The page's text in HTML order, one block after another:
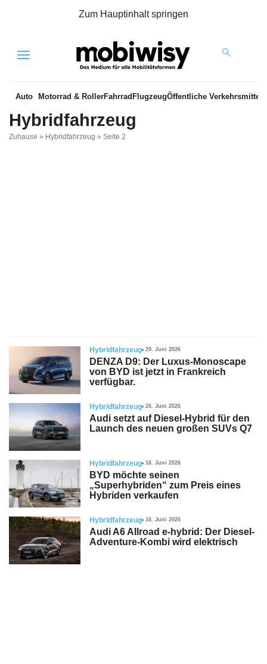
Zum Hauptinhalt springen
Menu
Auto Motorrad & RollerFahrrad FlugzeugÖffentliche Verkehrsmittel
Hybridfahrzeug
Zuhause » Hybridfahrzeug » Seite 2
Hybridfahrzeug 29. Juni 2026
DENZA D9: Der Luxus-Monoscape
von BYD ist jetzt in Frankreich
verfügbar.
Hybridfahrzeug 26. Juni 2026
Audi setzt auf Diesel-Hybrid für den
Launch des neuen großen SUVs Q7
Hybridfahrzeug 18. Juni 2026
BYD möchte seinen
„Superhybriden“ zum Preis eines
Hybriden verkaufen
Hybridfahrzeug 16. Juni 2026
Audi A6 Allroad e-hybrid: Der Diesel-
Adventure-Kombi wird elektrisch